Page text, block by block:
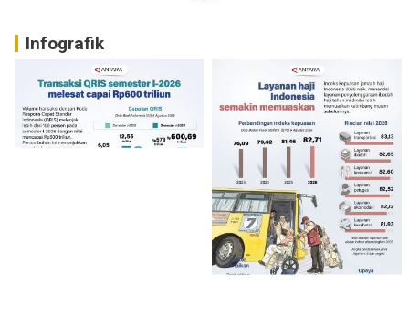
Infografik